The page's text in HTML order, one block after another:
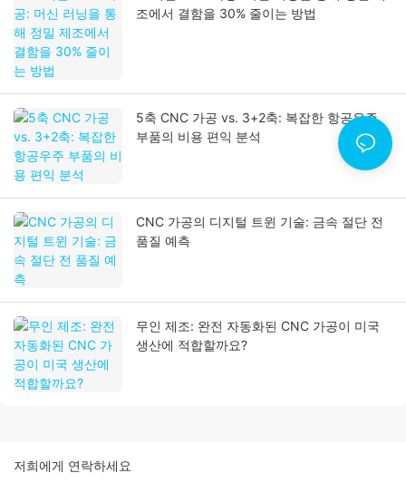
조에서 결함을 30% 줄이는 방법
5축 CNC 가공 vs. 3+2축: 복잡한 항공우주
부품의 비용 편익 분석
CNC 가공의 디지털 트윈 기술: 금속 절단 전
품질 예측
무인 제조: 완전 자동화된 CNC 가공이 미국
생산에 적합할까요?
저희에게 연락하세요